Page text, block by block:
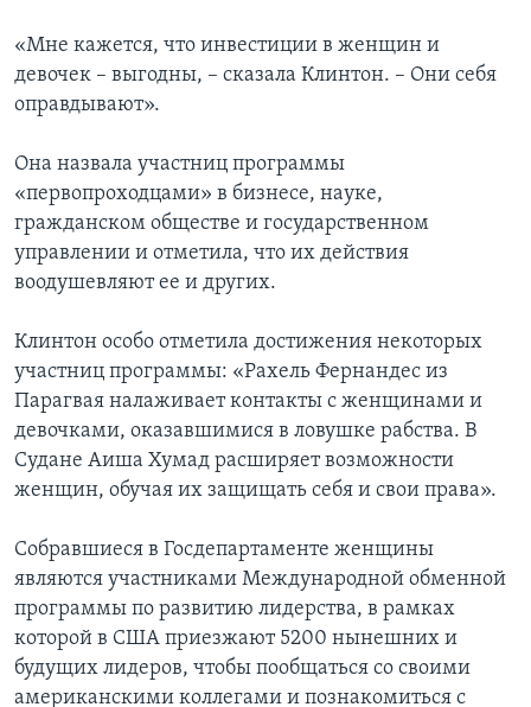
«Мне кажется, что инвестиции в женщин и
девочек – выгодны, – сказала Клинтон. – Они себя
оправдывают».
Она назвала участниц программы
«первопроходцами» в бизнесе, науке,
гражданском обществе и государственном
управлении и отметила, что их действия
воодушевляют ее и других.
Клинтон особо отметила достижения некоторых
участниц программы: «Рахель Фернандес из
Парагвая налаживает контакты с женщинами и
девочками, оказавшимися в ловушке рабства. В
Судане Аиша Хумад расширяет возможности
женщин, обучая их защищать себя и свои права».
Собравшиеся в Госдепартаменте женщины
являются участниками Международной обменной
программы по развитию лидерства, в рамках
которой в США приезжают 5200 нынешних и
будущих лидеров, чтобы пообщаться со своими
американскими коллегами и познакомиться с